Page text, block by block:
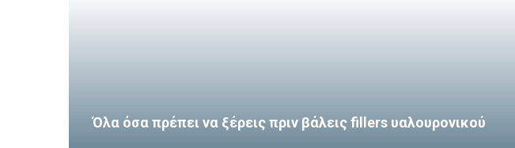
Όλα όσα πρέπει να ξέρεις πριν βάλεις fillers υαλουρονικού